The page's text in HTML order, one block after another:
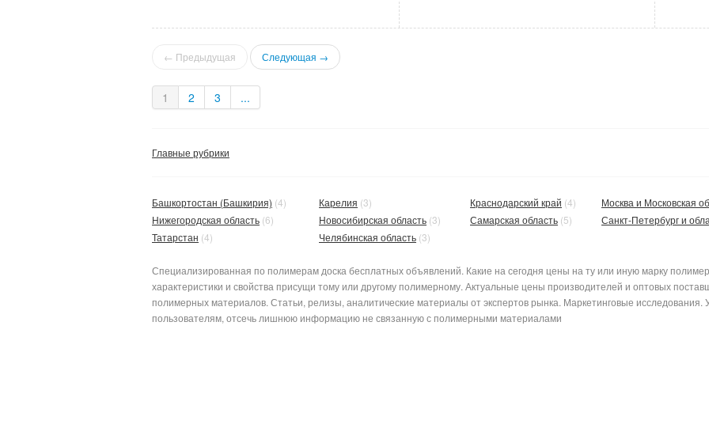
← Предыдущая Следующая →
1 2 3 ...
Главные рубрики
Башкортостан (Башкирия) (4)
Нижегородская область (6)
Татарстан (4)
Карелия (3)
Новосибирская область (3)
Челябинская область (3)
Краснодарский край (4)
Самарская область (5)
Москва и Московская
Санкт-Петербург и
Специализированная по полимерам доска бесплатных объявлений. Какие на сегодня цены на ту или иную марку
характеристики и свойства присущи тому или другому полимерному. Актуальные цены производителей и оптовых
полимерных материалов. Статьи, релизы, аналитические материалы от экспертов рынка. Маркетинговые исследования.
пользователям, отсечь лишнюю информацию не связанную с